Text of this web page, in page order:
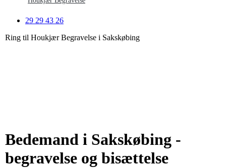
29 29 43 26
Ring til Houkjær Begravelse i Sakskøbing
Bedemand i Sakskøbing -
begravelse og bisættelse